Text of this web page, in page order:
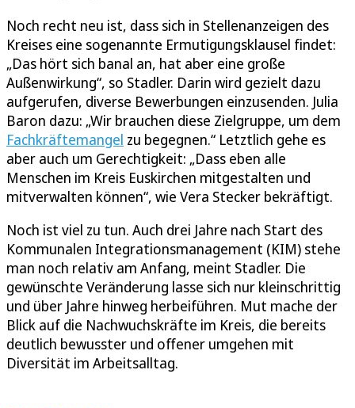
Noch recht neu ist, dass sich in Stellenanzeigen des
Kreises eine sogenannte Ermutigungsklausel findet:
„Das hört sich banal an, hat aber eine große
Außenwirkung“, so Stadler. Darin wird gezielt dazu
aufgerufen, diverse Bewerbungen einzusenden. Julia
Baron dazu: „Wir brauchen diese Zielgruppe, um dem
Fachkräftemangel zu begegnen.“ Letztlich gehe es
aber auch um Gerechtigkeit: „Dass eben alle
Menschen im Kreis Euskirchen mitgestalten und
mitverwalten können“, wie Vera Stecker bekräftigt.
Noch ist viel zu tun. Auch drei Jahre nach Start des
Kommunalen Integrationsmanagement (KIM) stehe
man noch relativ am Anfang, meint Stadler. Die
gewünschte Veränderung lasse sich nur kleinschrittig
und über Jahre hinweg herbeiführen. Mut mache der
Blick auf die Nachwuchskräfte im Kreis, die bereits
deutlich bewusster und offener umgehen mit
Diversität im Arbeitsalltag.